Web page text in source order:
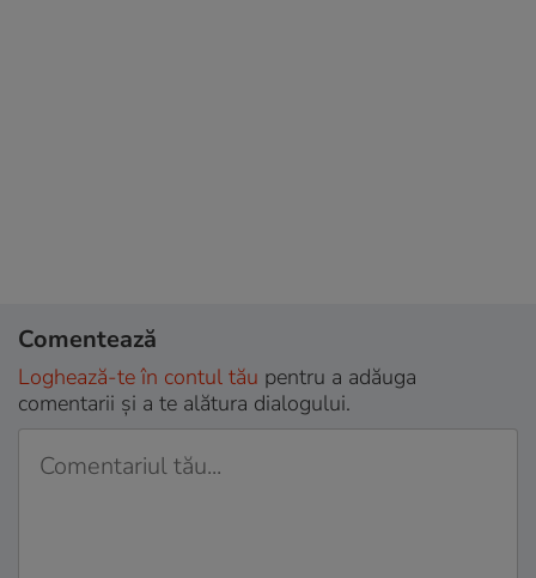
Comentează
Loghează-te în contul tău pentru a adăuga
comentarii și a te alătura dialogului.